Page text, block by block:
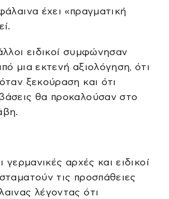
έχει «πραγματική
ειδικοί συμφώνησαν
μια εκτενή αξιολόγηση, ότι
ξεκούραση και ότι
θα προκαλούσαν στο
γερμανικές αρχές και ειδικοί
τις προσπάθειες
λέγοντας ότι